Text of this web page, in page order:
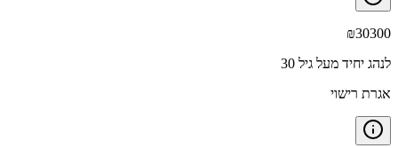
₪30300
לנהג יחיד מעל גיל 30
אגרת רישוי